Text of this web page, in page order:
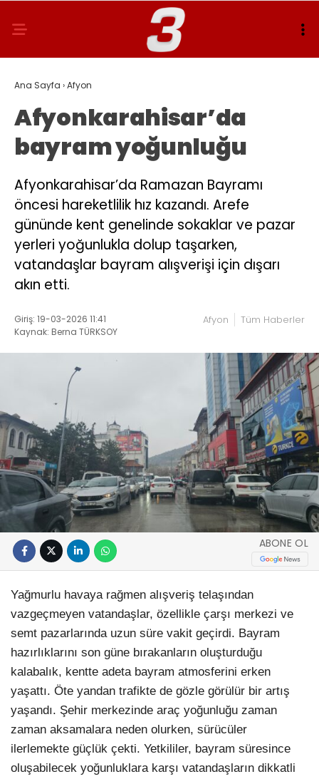
Ana Sayfa ›Afyon
Afyonkarahisar’da
bayram yoğunluğu
Afyonkarahisar’da Ramazan Bayramı
öncesi hareketlilik hız kazandı. Arefe
gününde kent genelinde sokaklar ve pazar
yerleri yoğunlukla dolup taşarken,
vatandaşlar bayram alışverişi için dışarı
akın etti.
Giriş: 19-03-2026 11:41
Kaynak: Berna TÜRKSOY
Afyon Tüm Haberler
ABONE OL
Yağmurlu havaya rağmen alışveriş telaşından
vazgeçmeyen vatandaşlar, özellikle çarşı merkezi ve
semt pazarlarında uzun süre vakit geçirdi. Bayram
hazırlıklarını son güne bırakanların oluşturduğu
kalabalık, kentte adeta bayram atmosferini erken
yaşattı. Öte yandan trafikte de gözle görülür bir artış
yaşandı. Şehir merkezinde araç yoğunluğu zaman
zaman aksamalara neden olurken, sürücüler
ilerlemekte güçlük çekti. Yetkililer, bayram süresince
oluşabilecek yoğunluklara karşı vatandaşların dikkatli